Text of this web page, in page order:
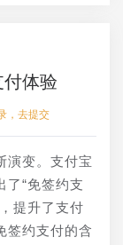
体验
，去提交
演变。支付宝
了“免签约支
提升了支付
签约支付的含